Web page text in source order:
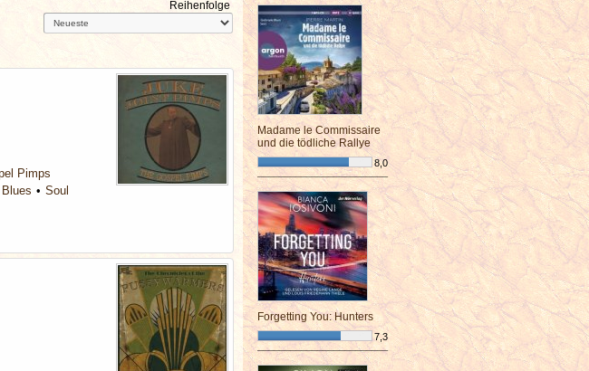
Reihenfolge
Pimps
Soul
Madame le Commissaire
und die tödliche Rallye
8,0
¯¯¯¯¯¯¯¯¯¯¯¯¯¯¯¯¯¯¯¯¯¯¯¯
Forgetting You: Hunters
7,3
¯¯¯¯¯¯¯¯¯¯¯¯¯¯¯¯¯¯¯¯¯¯¯¯